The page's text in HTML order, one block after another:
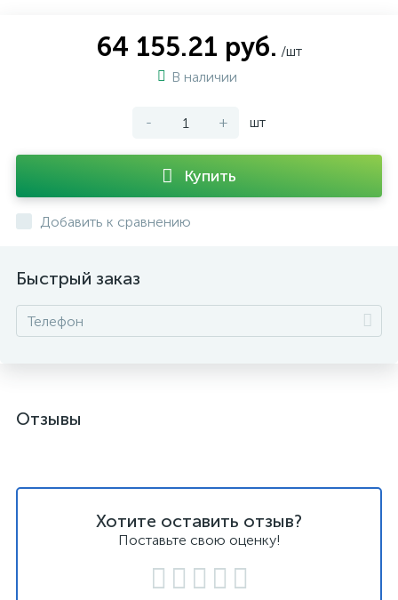
64 155.21 руб. /шт
В наличии
- + шт
Купить
Добавить к сравнению
Быстрый заказ
Отзывы
Хотите оставить отзыв?
Поставьте свою оценку!